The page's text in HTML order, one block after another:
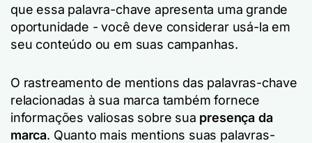
que essa palavra-chave apresenta uma grande
oportunidade - você deve considerar usá-la em
seu conteúdo ou em suas campanhas.
O rastreamento de mentions das palavras-chave
relacionadas à sua marca também fornece
informações valiosas sobre sua presença da
marca. Quanto mais mentions suas palavras-